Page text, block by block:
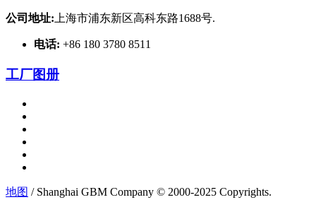
公司地址: 上海市浦东新区高科东路1688号.
电话: +86 180 3780 8511
工厂图册
地图 / Shanghai GBM Company © 2000-2025 Copyrights.